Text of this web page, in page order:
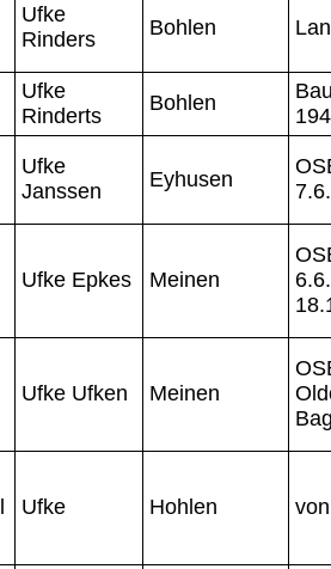
Ufke
Rinders
Bohlen
Ufke
Rinderts
Bohlen
Ufke
Janssen
Eyhusen
Ufke Epkes Meinen
Ufke Ufken Meinen
Ufke Hohlen